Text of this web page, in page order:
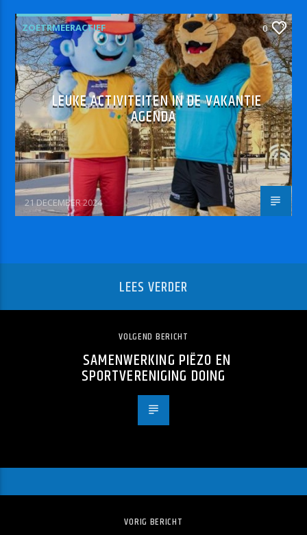
ZOETRMEERACTIEF 0
LEUKE ACTIVITEITEN IN DE VAKANTIE
AGENDA
21 DECEMBER 2024
LEES VERDER
VOLGEND BERICHT
SAMENWERKING PIËZO EN
SPORTVERENIGING DOING
VORIG BERICHT